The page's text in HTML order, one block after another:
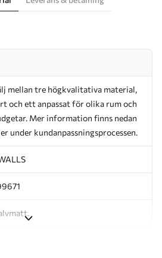
mellan tre högkvalitativa material,
och ett anpassat för olika rum och
Mer information finns nedan
under kundanpassningsprocessen.